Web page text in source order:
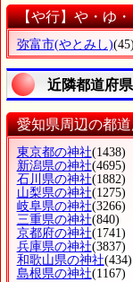
【や行】や・ゆ
弥富市(やとみし)
近隣都道府
愛知県周辺の都
東京都の神社(1438)
新潟県の神社(4695)
石川県の神社(1882)
山梨県の神社(1275)
岐阜県の神社(3266)
三重県の神社(840)
京都府の神社(1741)
兵庫県の神社(3837)
和歌山県の神社(434)
島根県の神社(1167)